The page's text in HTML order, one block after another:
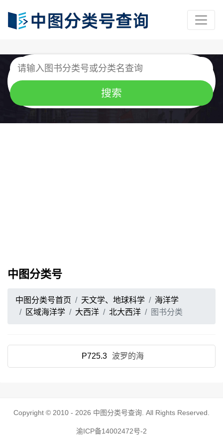
中图分类号
中图分类号首页 天文学、地球科学
海洋学
区域海洋学
大西洋 北大西洋 图书分类
P725.3 波罗的海
Copyright © 2010 - 2026 中图分类号查询 . All Rights Reserved.
渝ICP备14002472号-2